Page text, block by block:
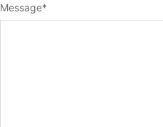
Message*